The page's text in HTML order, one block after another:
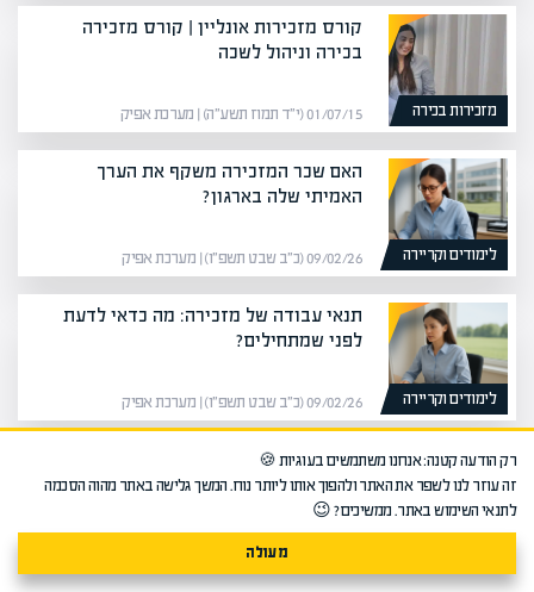
מזכירות בכירה
קורס מזכירות אונליין | קורס מזכירה
בכירה וניהול לשכה
01/07/15 (י״ד תמוז תשע״ה) | מערכת אפיק
לימודים וקריירה
האם שכר המזכירה משקף את הערך
האמיתי שלה בארגון?
09/02/26 (כ״ב שבט תשפ״ו) | מערכת אפיק
לימודים וקריירה
תנאי עבודה של מזכירה: מה כדאי לדעת
לפני שמתחילים?
09/02/26 (כ״ב שבט תשפ״ו) | מערכת אפיק
מה עושה מזכירה משפטית בעבודתה
היומיומית?
רק הודעה קטנה: אנחנו משתמשים בעוגיות 🍪
זה עוזר לנו לשפר את האתר ולהפוך אותו ליותר נוח. המשך גלישה באתר מהוה הסכמה
לתנאי השימוש באתר. ממשיכים? 😉
מעולה